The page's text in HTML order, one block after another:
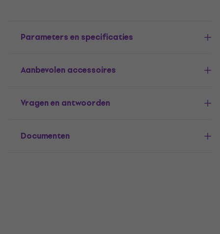
Parameters en specificaties
Aanbevolen accessoires
Vragen en antwoorden
Documenten